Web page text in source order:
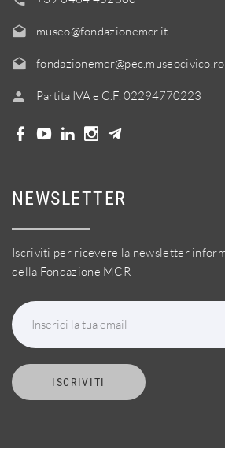
museo@fondazionemcr.it
Partita IVA e C.F. 02294770223
NEWSLETTER
Iscriviti per ricevere la newsletter
della Fondazione MCR
Inserici la tua email
ISCRIVITI